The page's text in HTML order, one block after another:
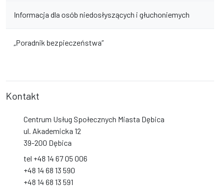
Informacja dla osób niedosłyszących i głuchoniemych
„Poradnik bezpieczeństwa”
Kontakt
Centrum Usług Społecznych Miasta Dębica
ul. Akademicka 12
39-200 Dębica
tel +48 14 67 05 006
+48 14 68 13 590
+48 14 68 13 591